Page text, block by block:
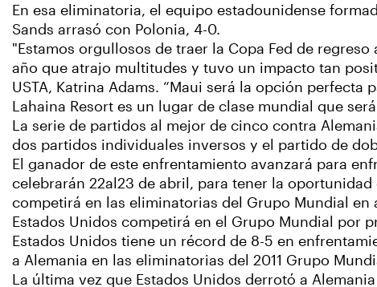
En esa eliminatoria, el equipo estadounidense
Sands arrasó con Polonia, 4-0.
"Estamos orgullosos de traer la Copa Fed de
año que atrajo multitudes y tuvo un impacto tan
USTA, Katrina Adams. “Maui será la opción
Lahaina Resort es un lugar de clase mundial que
La serie de partidos al mejor de cinco contra
dos partidos individuales inversos y el partido de
El ganador de este enfrentamiento avanzará para
celebrarán 22al23 de abril, para tener la
competirá en las eliminatorias del Grupo Mundial
Estados Unidos competirá en el Grupo Mundial por
Estados Unidos tiene un récord de 8-5 en
a Alemania en las eliminatorias del 2011 Grupo
La última vez que Estados Unidos derrotó a